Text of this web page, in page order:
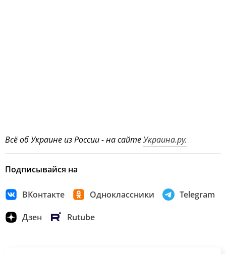
Всё об Украине из России - на сайтеУкраина.ру.
Подписывайся на
ВКонтакте Одноклассники Telegram
Дзен Rutube